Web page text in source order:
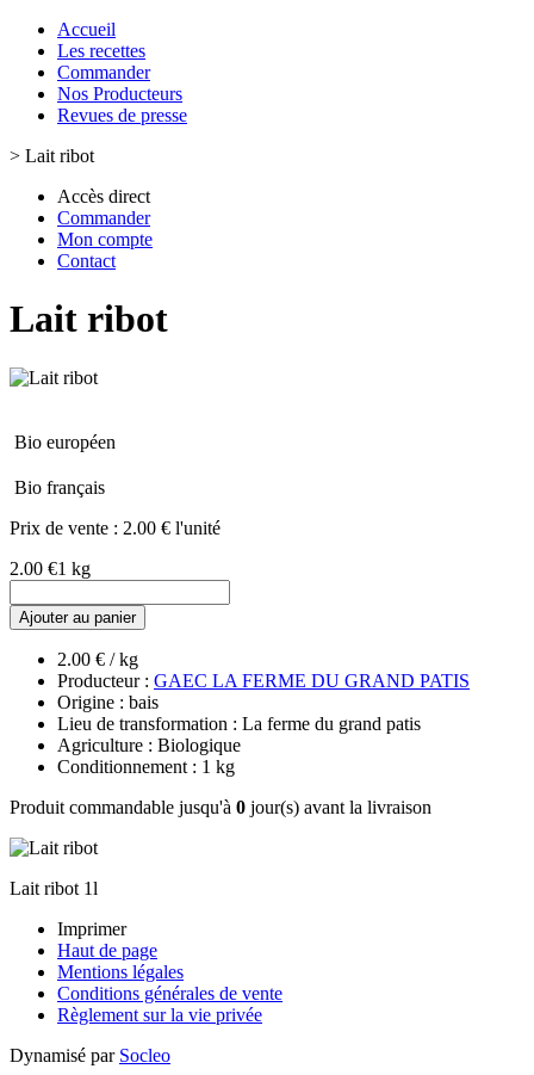
Accueil
Les recettes
Commander
Nos Producteurs
Revues de presse
> Lait ribot
Accès direct
Commander
Mon compte
Contact
Lait ribot
Bio européen
Bio français
Prix de vente : 2.00 € l'unité
2.00 €1 kg
Ajouter au panier
2.00 € / kg
Producteur : GAEC LA FERME DU GRAND PATIS
Origine : bais
Lieu de transformation : La ferme du grand patis
Agriculture : Biologique
Conditionnement : 1 kg
Produit commandable jusqu'à 0 jour(s) avant la livraison
Lait ribot 1l
Imprimer
Haut de page
Mentions légales
Conditions générales de vente
Règlement sur la vie privée
Dynamisé par Socleo